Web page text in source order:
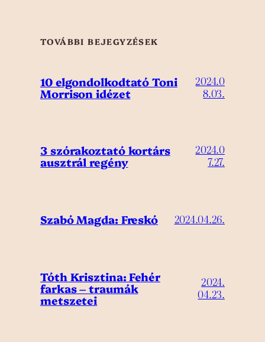
TOVÁBBI BEJEGYZÉSEK
10 elgondolkodtató Toni
Morrison idézet
2024.0
8.03.
3 szórakoztató kortárs
ausztrál regény
2024.0
7.27.
Szabó Magda: Freskó 2024.04.26.
Tóth Krisztina: Fehér
farkas – traumák
metszetei
2024.
04.23.